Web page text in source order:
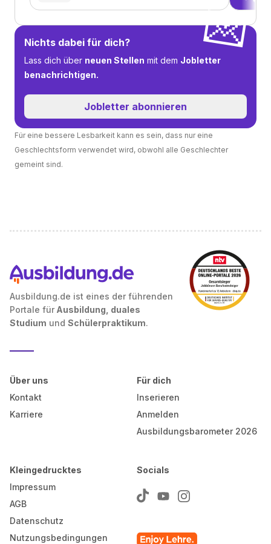
💌
Nichts dabei für dich?
Lass dich über neuen Stellen mit dem Jobletter
benachrichtigen.
Jobletter abonnieren
Für eine bessere Lesbarkeit kann es sein, dass nur eine
Geschlechtsform verwendet wird, obwohl alle Geschlechter
gemeint sind.
Ausbildung.de ist eines der führenden
Portale für Ausbildung, duales
Studium und Schülerpraktikum.
Über uns
Kontakt
Karriere
Für dich
Inserieren
Anmelden
Ausbildungsbarometer 2026
Kleingedrucktes
Impressum
AGB
Datenschutz
Nutzungsbedingungen
Socials